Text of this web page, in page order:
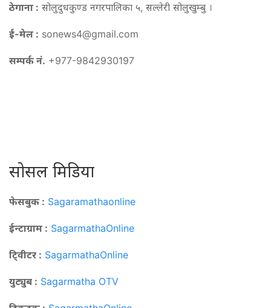
ठेगाना : सोलुदुधकुण्ड नगरपालिका ५, सल्लेरी सोलुखुम्बु ।
ई-मेल : sonews4@gmail.com
सम्पर्क नं. +977-9842930197
सोसल मिडिया
फेसबुक : Sagaramathaonline
ईन्टाग्राम : SagarmathaOnline
टि्वीटर : SagarmathaOnline
युट्युब : Sagarmatha OTV